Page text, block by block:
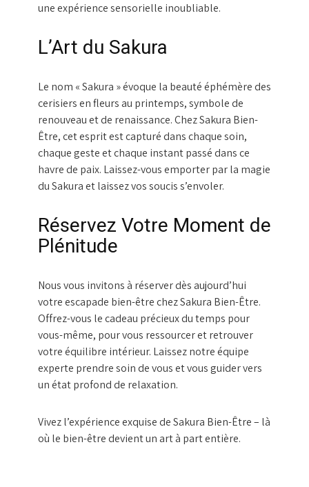
une expérience sensorielle inoubliable.
L’Art du Sakura
Le nom « Sakura » évoque la beauté éphémère des
cerisiers en fleurs au printemps, symbole de
renouveau et de renaissance. Chez Sakura Bien-
Être, cet esprit est capturé dans chaque soin,
chaque geste et chaque instant passé dans ce
havre de paix. Laissez-vous emporter par la magie
du Sakura et laissez vos soucis s’envoler.
Réservez Votre Moment de
Plénitude
Nous vous invitons à réserver dès aujourd’hui
votre escapade bien-être chez Sakura Bien-Être.
Offrez-vous le cadeau précieux du temps pour
vous-même, pour vous ressourcer et retrouver
votre équilibre intérieur. Laissez notre équipe
experte prendre soin de vous et vous guider vers
un état profond de relaxation.
Vivez l’expérience exquise de Sakura Bien-Être – là
où le bien-être devient un art à part entière.